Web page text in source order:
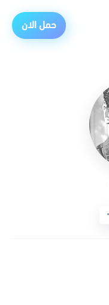
حمل الان